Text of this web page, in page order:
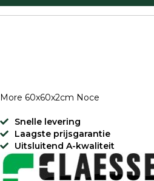
More 60x60x2cm Noce
Snelle levering
Laagste prijsgarantie
Uitsluitend A-kwaliteit